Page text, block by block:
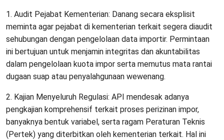
1. Audit Pejabat Kementerian: Danang secara eksplisit
meminta agar pejabat di kementerian terkait segera diaudit
sehubungan dengan pengelolaan data importir. Permintaan
ini bertujuan untuk menjamin integritas dan akuntabilitas
dalam pengelolaan kuota impor serta memutus mata rantai
dugaan suap atau penyalahgunaan wewenang.
2. Kajian Menyeluruh Regulasi: API mendesak adanya
pengkajian komprehensif terkait proses perizinan impor,
banyaknya bentuk variabel, serta ragam Peraturan Teknis
(Pertek) yang diterbitkan oleh kementerian terkait. Hal ini